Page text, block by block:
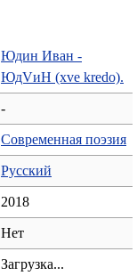
Юдин Иван -
ЮдVиН (xve kredo).
-
Современная поэзия
Русский
2018
Нет
Загрузка...